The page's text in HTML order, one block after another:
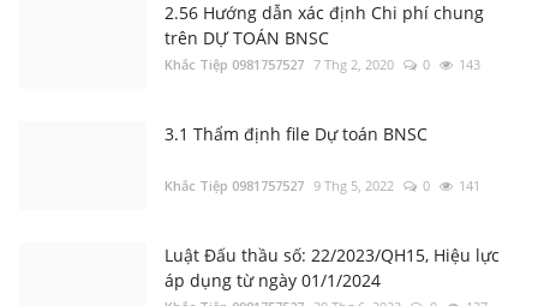
2.56 Hướng dẫn xác định Chi phí chung
trên DỰ TOÁN BNSC
Khắc Tiệp 0981757527 7 Thg 2, 2020 0 143
3.1 Thẩm định file Dự toán BNSC
Khắc Tiệp 0981757527 9 Thg 5, 2022 0 141
Luật Đấu thầu số: 22/2023/QH15, Hiệu lực
áp dụng từ ngày 01/1/2024